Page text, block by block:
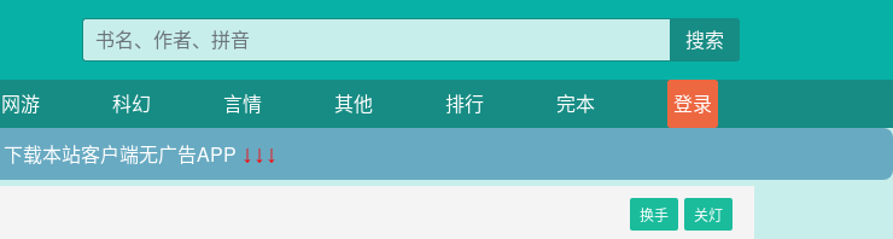
搜索
网游 科幻 言情 其他 排行 完本
登录
载本站客户端无广告APP ↓↓↓
换手 关灯